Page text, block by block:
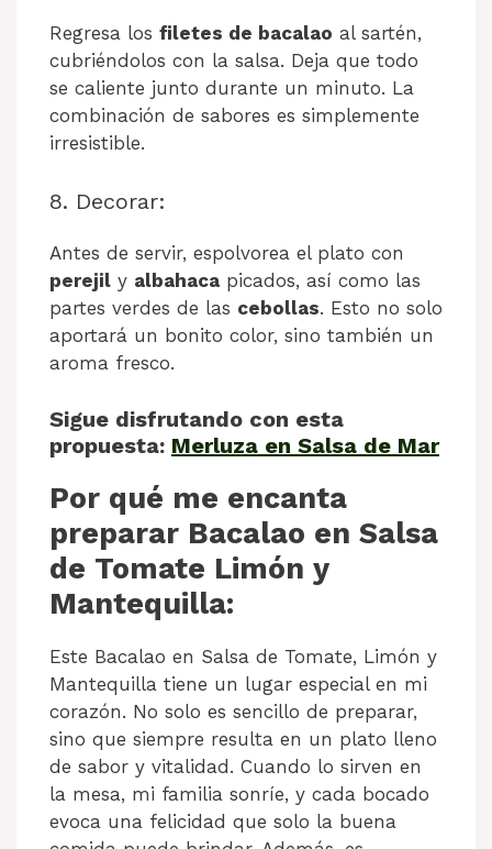
Regresa los filetes de bacalao al sartén,
cubriéndolos con la salsa. Deja que todo
se caliente junto durante un minuto. La
combinación de sabores es simplemente
irresistible.
8. Decorar:
Antes de servir, espolvorea el plato con
perejil y albahaca picados, así como las
partes verdes de las cebollas. Esto no solo
aportará un bonito color, sino también un
aroma fresco.
Sigue disfrutando con esta
propuesta: Merluza en Salsa de Mar
Por qué me encanta
preparar Bacalao en Salsa
de Tomate Limón y
Mantequilla:
Este Bacalao en Salsa de Tomate, Limón y
Mantequilla tiene un lugar especial en mi
corazón. No solo es sencillo de preparar,
sino que siempre resulta en un plato lleno
de sabor y vitalidad. Cuando lo sirven en
la mesa, mi familia sonríe, y cada bocado
evoca una felicidad que solo la buena